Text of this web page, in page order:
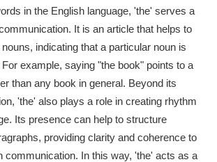
in the English language, 'the' serves a
It is an article that helps to
indicating that a particular noun is
example, saying "the book" points to a
than any book in general. Beyond its
'the' also plays a role in creating rhythm
Its presence can help to structure
providing clarity and coherence to
communication. In this way, 'the' acts as a